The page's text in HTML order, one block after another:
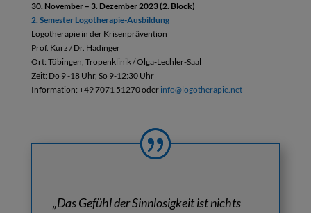
30. November – 3. Dezember 2023 (2. Block)
2. Semester Logotherapie-Ausbildung
Logotherapie in der Krisenprävention
Prof. Kurz / Dr. Hadinger
Ort: Tübingen, Tropenklinik / Olga-Lechler-Saal
Zeit: Do 9 -18 Uhr, So 9-12:30 Uhr
Information: +49 7071 51270 oder info@logotherapie.net
„Das Gefühl der Sinnlosigkeit ist nichts